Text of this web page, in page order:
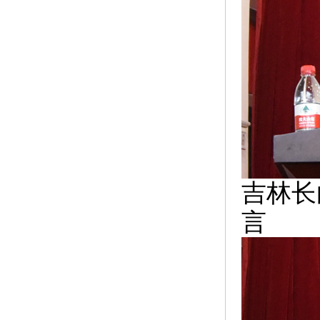
吉林
言